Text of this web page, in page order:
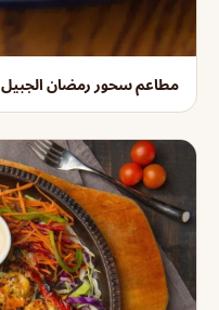
مطاعم سحور رمضان الجبيل 2023 - مطاعم و كافيهات الشرقية